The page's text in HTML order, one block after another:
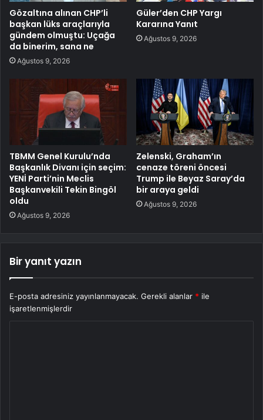
Gözaltına alınan CHP’li
başkan lüks araçlarıyla
gündem olmuştu: Uçağa
da binerim, sana ne
Ağustos 9, 2026
Güler’den CHP Yargı
Kararına Yanıt
Ağustos 9, 2026
TBMM Genel Kurulu’nda
Başkanlık Divanı için seçim:
YENİ Parti’nin Meclis
Başkanvekili Tekin Bingöl
oldu
Ağustos 9, 2026
Zelenski, Graham’ın
cenaze töreni öncesi
Trump ile Beyaz Saray’da
bir araya geldi
Ağustos 9, 2026
Bir yanıt yazın
E-posta adresiniz yayınlanmayacak. Gerekli alanlar * ile
işaretlenmişlerdir